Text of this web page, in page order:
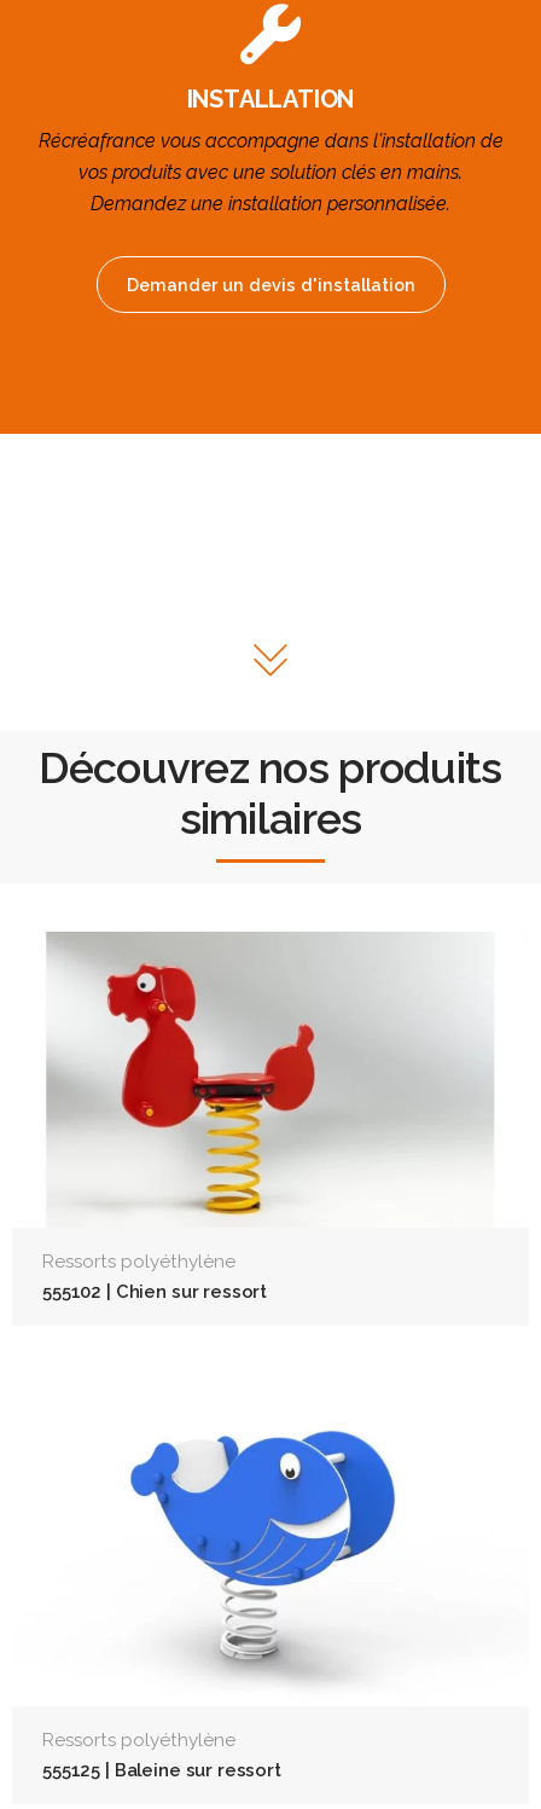
INSTALLATION
Récréafrance vous accompagne dans l'installation de
vos produits avec une solution clés en mains.
Demandez une installation personnalisée.
Demander un devis d'installation
Découvrez nos produits
similaires
Ressorts polyéthylène
555102 | Chien sur ressort
Ressorts polyéthylène
555125 | Baleine sur ressort